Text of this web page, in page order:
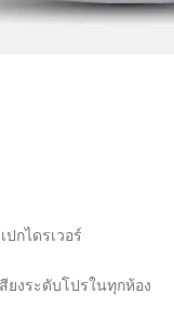
กไดรเวอร์
ยงระดับโปรในทุกห้อง